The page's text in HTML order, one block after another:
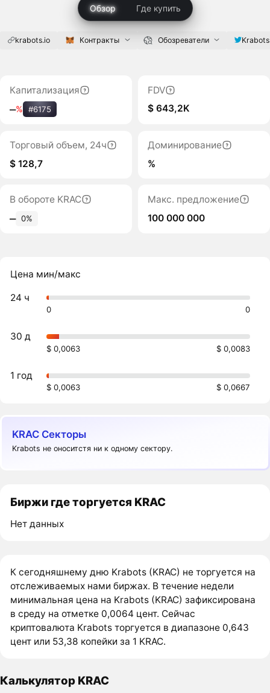
Обзор Где купить
krabots.io Контракты Обозреватели Krabots
Капитализация
‒% #6175
FDV
$ 643,2K
Торговый объем, 24ч
$ 128,7
Доминирование
%
В обороте KRAC
‒ 0%
Макс. предложение
100 000 000
Цена мин/макс
24 ч
0 0
30 д
$ 0,0063 $ 0,0083
1 год
$ 0,0063 $ 0,0667
KRAC Секторы
Krabots не оноситстя ни к одному сектору.
Биржи где торгуется KRAC
Нет данных
К сегодняшнему дню Krabots (KRAC) не торгуется на
отслеживаемых нами биржах. В течение недели
минимальная цена на Krabots (KRAC) зафиксирована
в среду на отметке 0,0064 цент. Сейчас
криптовалюта Krabots торгуется в диапазоне 0,643
цент или 53,38 копейки за 1 KRAC.
Калькулятор KRAC